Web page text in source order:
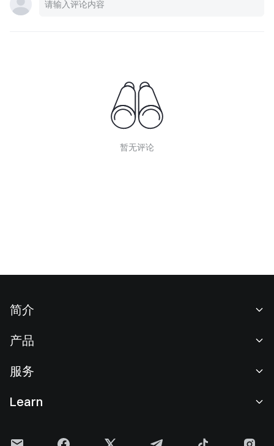
暂无评论
简介
新闻中心
产品
现货交易
服务
Learn
Gate 快讯